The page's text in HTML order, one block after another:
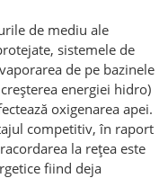
de mediu ale
sistemele de
de pe bazinele
energiei hidro)
oxigenarea apei.
competitiv, în raport
la rețea este
fiind deja